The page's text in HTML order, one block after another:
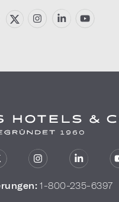
1-800-235-6397